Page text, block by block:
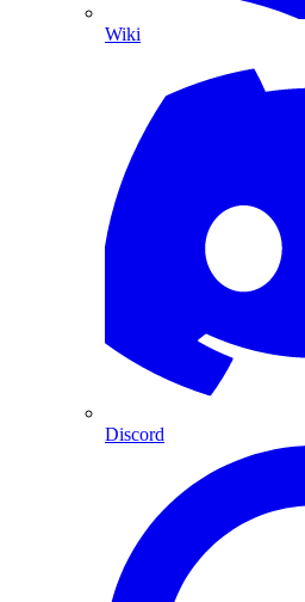
Wiki
Discord